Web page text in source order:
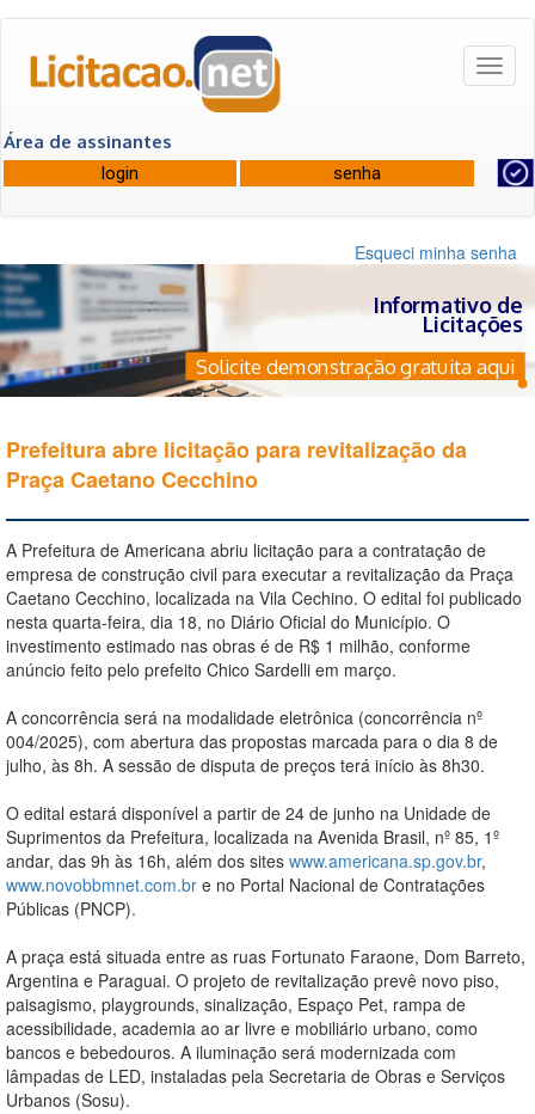
Área de assinantes
Esqueci minha senha
Informativo de
Licitações
Solicite demonstração gratuita aqui
Prefeitura abre licitação para revitalização da
Praça Caetano Cecchino
A Prefeitura de Americana abriu licitação para a contratação de
empresa de construção civil para executar a revitalização da Praça
Caetano Cecchino, localizada na Vila Cechino. O edital foi publicado
nesta quarta-feira, dia 18, no Diário Oficial do Município. O
investimento estimado nas obras é de R$ 1 milhão, conforme
anúncio feito pelo prefeito Chico Sardelli em março.
A concorrência será na modalidade eletrônica (concorrência nº
004/2025), com abertura das propostas marcada para o dia 8 de
julho, às 8h. A sessão de disputa de preços terá início às 8h30.
O edital estará disponível a partir de 24 de junho na Unidade de
Suprimentos da Prefeitura, localizada na Avenida Brasil, nº 85, 1º
andar, das 9h às 16h, além dos sites www.americana.sp.gov.br,
www.novobbmnet.com.br e no Portal Nacional de Contratações
Públicas (PNCP).
A praça está situada entre as ruas Fortunato Faraone, Dom Barreto,
Argentina e Paraguai. O projeto de revitalização prevê novo piso,
paisagismo, playgrounds, sinalização, Espaço Pet, rampa de
acessibilidade, academia ao ar livre e mobiliário urbano, como
bancos e bebedouros. A iluminação será modernizada com
lâmpadas de LED, instaladas pela Secretaria de Obras e Serviços
Urbanos (Sosu).